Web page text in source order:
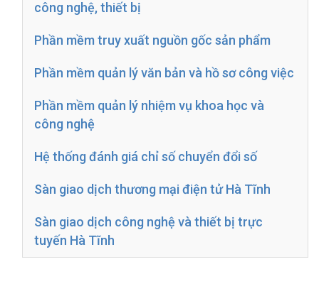
công nghệ, thiết bị
Phần mềm truy xuất nguồn gốc sản phẩm
Phần mềm quản lý văn bản và hồ sơ công việc
Phần mềm quản lý nhiệm vụ khoa học và
công nghệ
Hệ thống đánh giá chỉ số chuyển đổi số
Sàn giao dịch thương mại điện tử Hà Tĩnh
Sàn giao dịch công nghệ và thiết bị trực
tuyến Hà Tĩnh